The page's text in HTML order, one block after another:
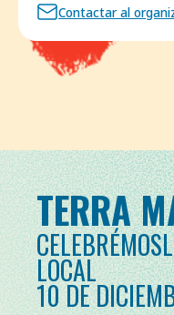
Contactar al
TERRA
LOCAL
10 DE